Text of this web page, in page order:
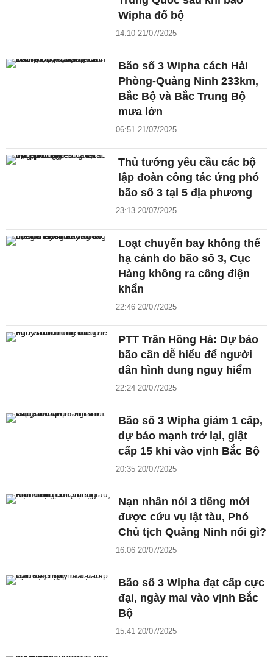
Wipha đổ bộ
14:10 21/07/2025
Bão số 3 Wipha cách Hải
Phòng-Quảng Ninh 233km,
Bắc Bộ và Bắc Trung Bộ
mưa lớn
06:51 21/07/2025
Thủ tướng yêu cầu các bộ
lập đoàn công tác ứng phó
bão số 3 tại 5 địa phương
23:13 20/07/2025
Loạt chuyến bay không thể
hạ cánh do bão số 3, Cục
Hàng không ra công điện
khẩn
22:46 20/07/2025
PTT Trần Hồng Hà: Dự báo
bão cần dễ hiểu để người
dân hình dung nguy hiểm
22:24 20/07/2025
Bão số 3 Wipha giảm 1 cấp,
dự báo mạnh trở lại, giật
cấp 15 khi vào vịnh Bắc Bộ
20:35 20/07/2025
Nạn nhân nói 3 tiếng mới
được cứu vụ lật tàu, Phó
Chủ tịch Quảng Ninh nói gì?
16:06 20/07/2025
Bão số 3 Wipha đạt cấp cực
đại, ngày mai vào vịnh Bắc
Bộ
15:41 20/07/2025